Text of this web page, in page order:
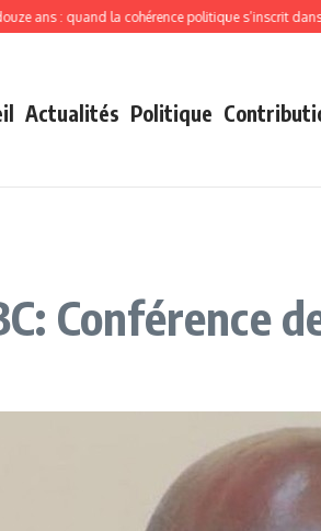
ans : quand la cohérence politique s’inscrit dans
Actualités Politique
Conférence